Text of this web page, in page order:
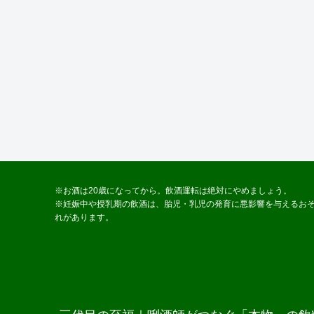
※お酒は20歳になってから。飲酒運転は絶対にやめましょう。
※妊娠中や授乳期の飲酒は、胎児・乳児の発育に悪影響を与えるお
れがあります。